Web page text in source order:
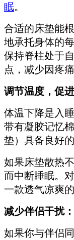
眠。
合适的床垫能
地承托身体的
保持脊柱处于
点，减少因疼
调节温度，促
体温下降是入
带有凝胶记忆
垫）具备良好
如果床垫散热
而中断睡眠。
一款透气凉爽
减少伴侣干扰：
如果你与伴侣